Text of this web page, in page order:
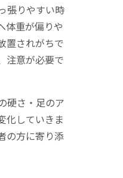
張りやすい時
体重が偏りや
置されがちで
注意が必要で
硬さ・足のア
化していきま
の方に寄り添